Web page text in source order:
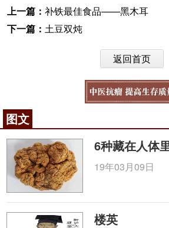
上一篇： 补铁最佳食品——黑木耳
下一篇： 土豆双炖
返回首页
图文
6种藏在人体
19年03月09日
楼英